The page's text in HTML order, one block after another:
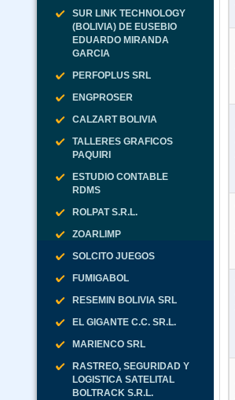
SUR LINK TECHNOLOGY
(BOLIVIA) DE EUSEBIO
EDUARDO MIRANDA
GARCIA
PERFOPLUS SRL
ENGPROSER
CALZART BOLIVIA
TALLERES GRAFICOS
PAQUIRI
ESTUDIO CONTABLE
RDMS
ROLPAT S.R.L.
ZOARLIMP
SOLCITO JUEGOS
FUMIGABOL
RESEMIN BOLIVIA SRL
EL GIGANTE C.C. SR.L.
MARIENCO SRL
RASTREO, SEGURIDAD Y
LOGISTICA SATELITAL
BOLTRACK S.R.L.